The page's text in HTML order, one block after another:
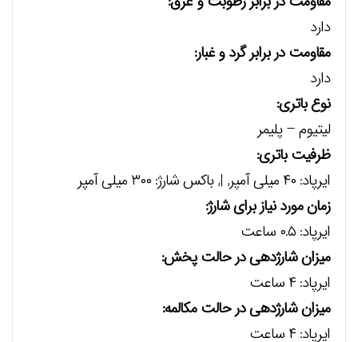
دارد
مقاومت در برابر گرد و غبار:
دارد
نوع باتری:
لیتیوم – پلیمر
ظرفیت باتری:
ایرپاد: ۴۰ میلی آمپر, |, باکس شارژ: ۳۰۰ میلی آمپر
زمان مورد نیاز برای شارژ:
ایرپاد: ۰.۵ ساعت
میزان شارژدهی در حالت پخش:
ایرپاد: ۴ ساعت
میزان شارژدهی در حالت مکالمه:
ایرپاد: ۴ ساعت